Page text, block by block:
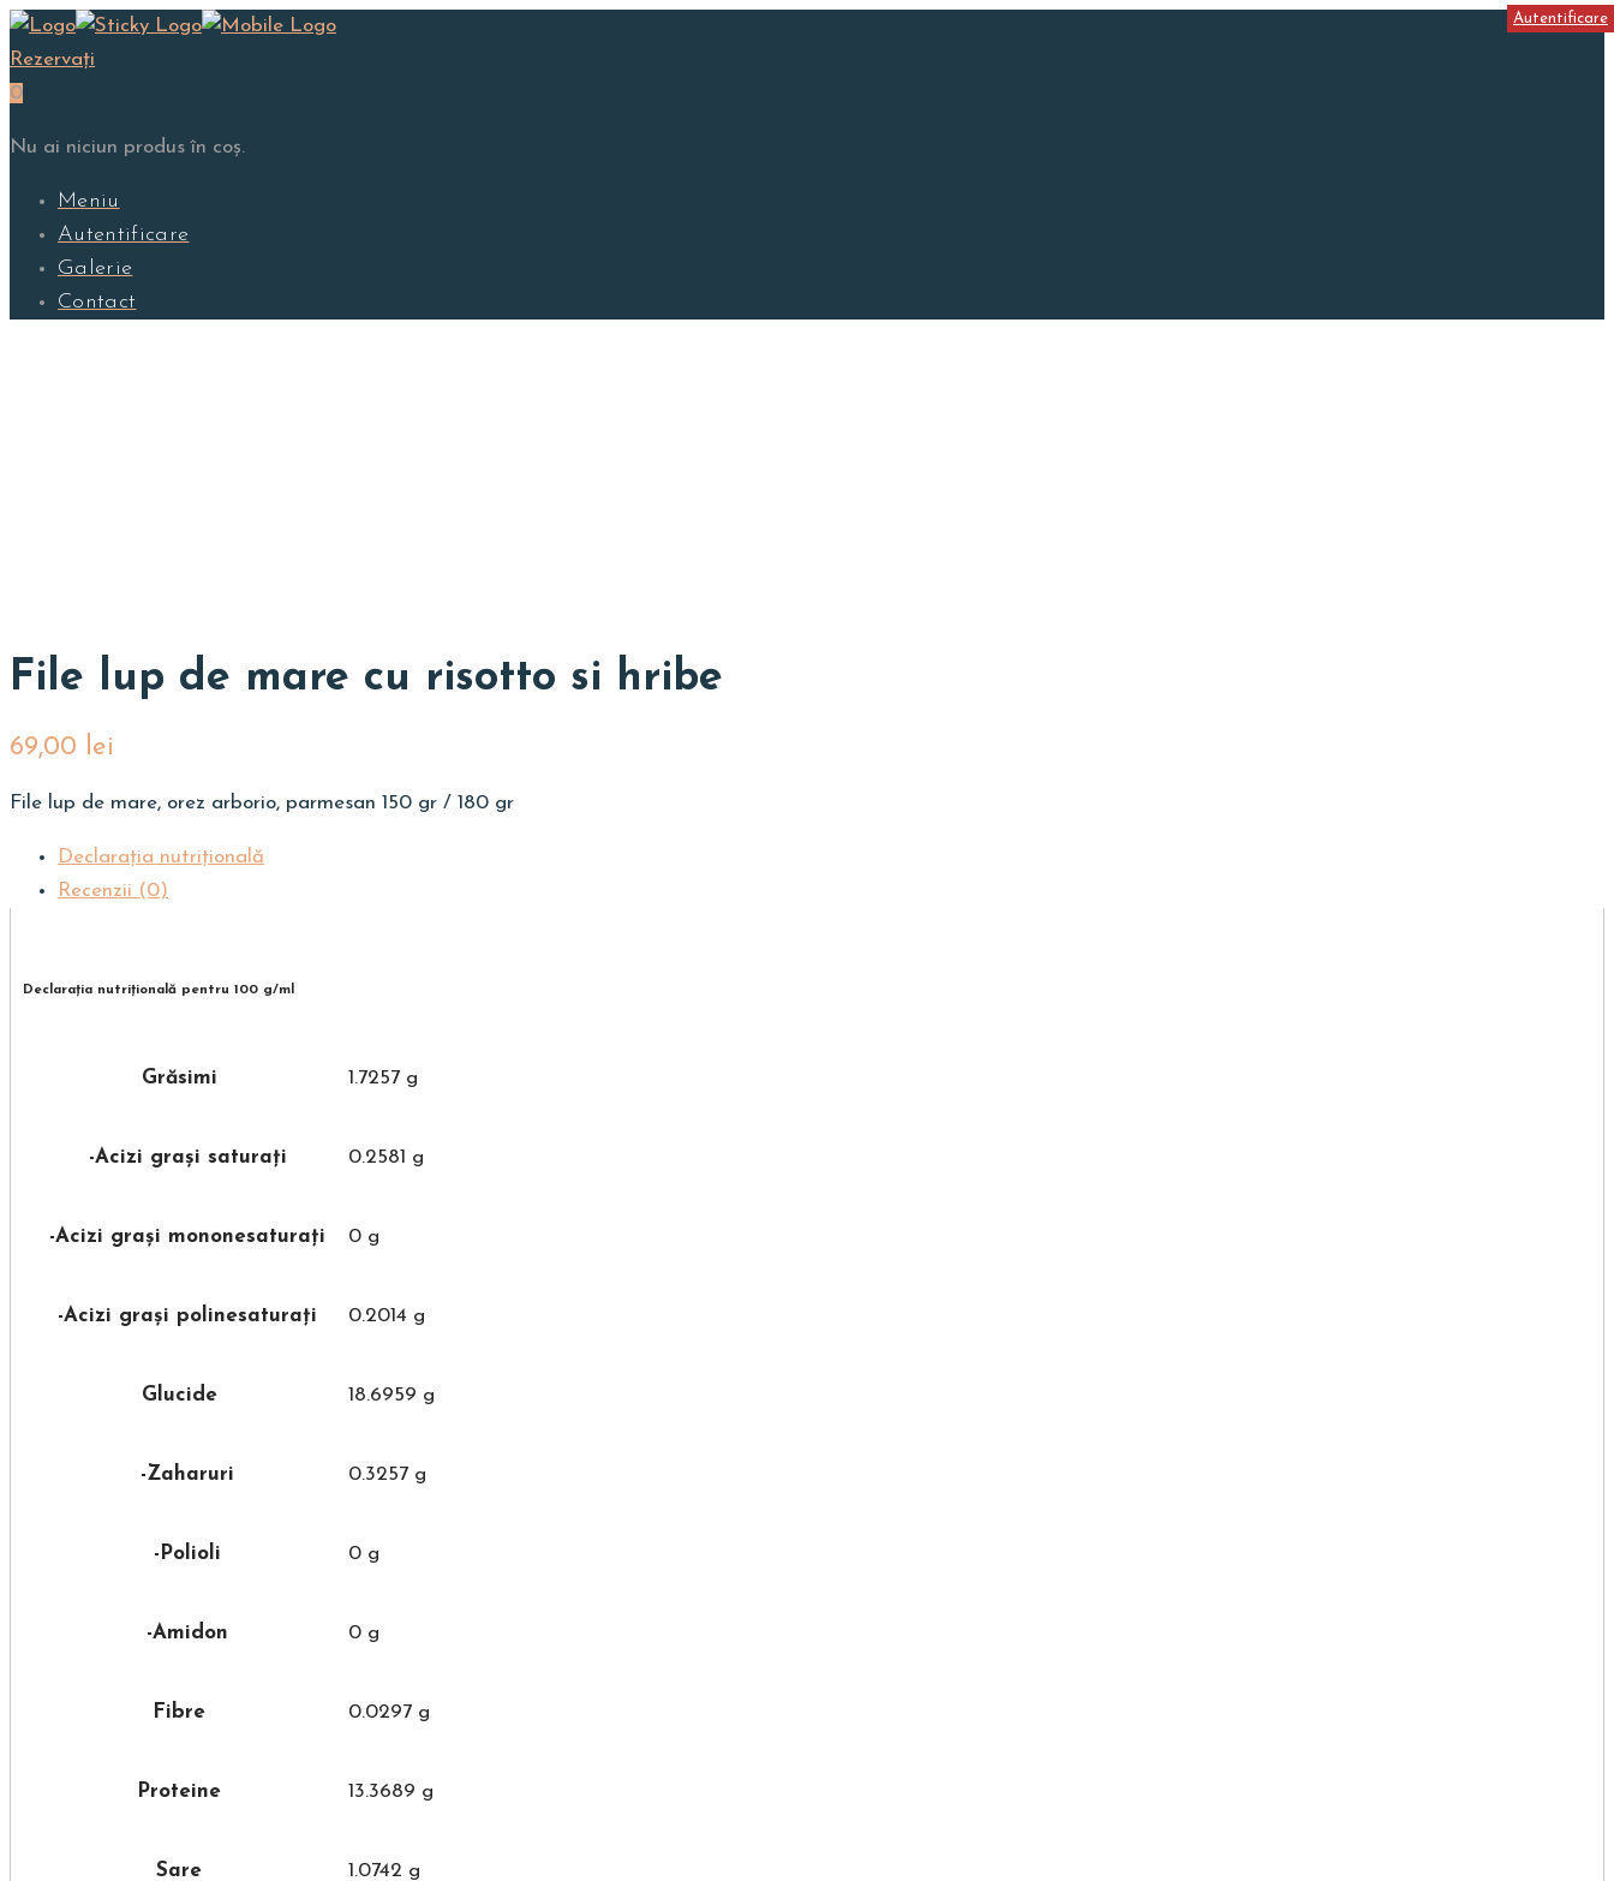
Autentificare
Rezervați
0
Nu ai niciun produs în coș.
Meniu
Autentificare
Galerie
Contact
File lup de mare cu risotto si hribe
69,00 lei
File lup de mare, orez arborio, parmesan 150 gr / 180 gr
Declarația nutriţională
Recenzii (0)
Declarația nutriţională pentru 100 g/ml
Grăsimi 1.7257 g
-Acizi grași saturați 0.2581 g
-Acizi grași mononesaturați 0 g
-Acizi grași polinesaturați 0.2014 g
Glucide 18.6959 g
-Zaharuri 0.3257 g
-Polioli 0 g
-Amidon 0 g
Fibre 0.0297 g
Proteine 13.3689 g
Sare 1.0742 g